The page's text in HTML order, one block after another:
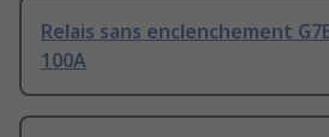
Relais sans enclenchement
100A